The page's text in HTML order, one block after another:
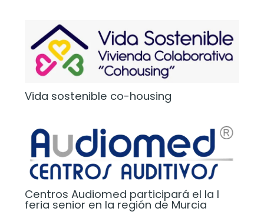
Vida sostenible co-housing
Centros Audiomed participará el la I
feria senior en la región de Murcia